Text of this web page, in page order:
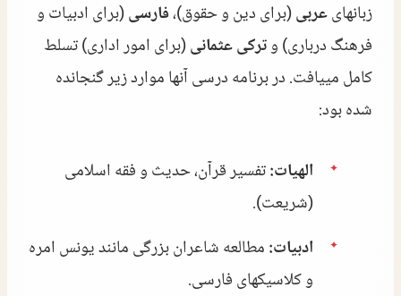
زبانهایعربی(برای دین و حقوق)،فارسی(برای ادبیات و
فرهنگ درباری) وترکی عثمانی(برای امور اداری) تسلط
کامل مییافت. در برنامه درسی آنها موارد زیر گنجانده
شده بود:
الهیات:تفسیر قرآن، حدیث و فقه اسلامی
(شریعت).
ادبیات:مطالعه شاعران بزرگی مانند یونس امره
و کلاسیکهای فارسی.